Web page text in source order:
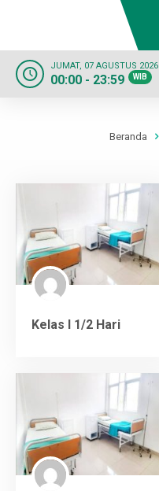
Fasilitas
Informasi
JUMAT, 07 AGUSTUS 2026
00:00 - 23:59 WIB
Beranda
Kelas I 1/2 Hari